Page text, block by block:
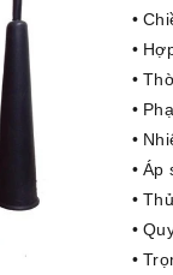
•
•
•
•
•
• Áp
•
•
•